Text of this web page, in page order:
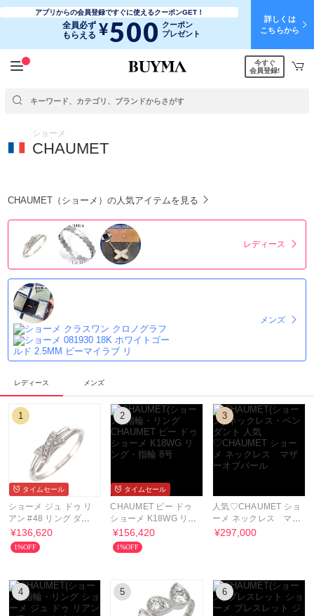
アプリからの会員登録ですぐに使えるクーポンGET！
全員必ず
もらえる ¥500 クーポン
プレゼント
詳しくは
こちらから
今すぐ
会員登録!
ショーメ
CHAUMET
CHAUMET（ショーメ）の人気アイテムを見る
レディース
メンズ
レディース メンズ
1
タイムセール
ショーメ ジュ ドゥ リ
アン #48 リング ダイ
ヤ K18 WG 90325771
¥136,620
1%OFF
2
タイムセール
CHAUMET ビー ドゥ
ショーメ K18WG リン
グ・指輪 8号
¥156,420
1%OFF
3
人気♡CHAUMET ショ
ーメ ネックレス マザ
ーオブパール
¥297,000
4 5 6